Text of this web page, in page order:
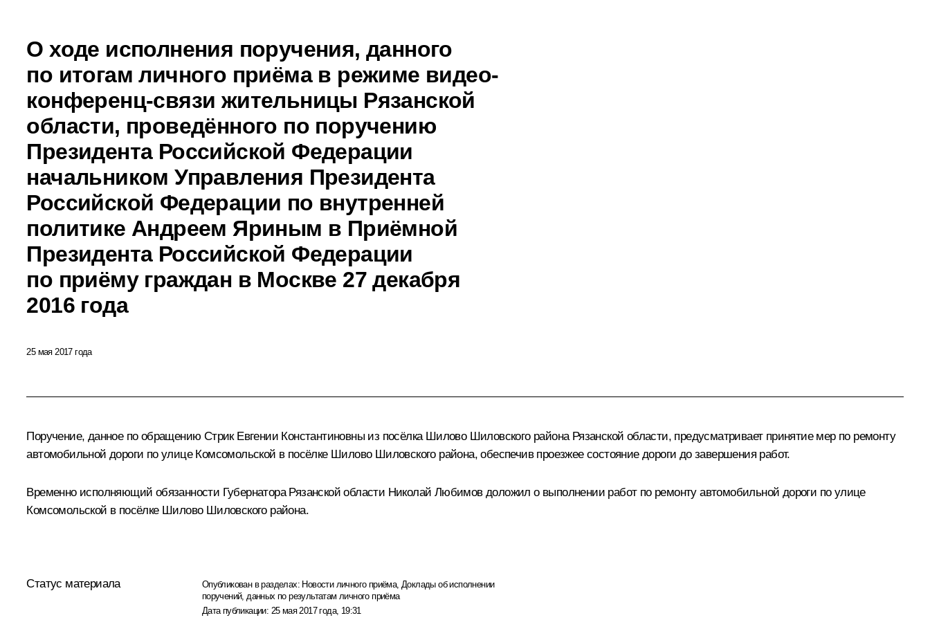
О ходе исполнения поручения, данного
по итогам личного приёма в режиме видео-
конференц-связи жительницы Рязанской
области, проведённого по поручению
Президента Российской Федерации
начальником Управления Президента
Российской Федерации по внутренней
политике Андреем Яриным в Приёмной
Президента Российской Федерации
по приёму граждан в Москве 27 декабря
2016 года
25 мая 2017 года
Поручение, данное по обращению Стрик Евгении Константиновны из посёлка Шилово Шиловского района Рязанской области, предусматривает принятие мер по ремонту
автомобильной дороги по улице Комсомольской в посёлке Шилово Шиловского района, обеспечив проезжее состояние дороги до завершения работ.
Временно исполняющий обязанности Губернатора Рязанской области Николай Любимов доложил о выполнении работ по ремонту автомобильной дороги по улице
Комсомольской в посёлке Шилово Шиловского района.
Статус материала Опубликован в разделах: Новости личного приёма,Доклады об исполнении
поручений, данных по результатам личного приёма
Дата публикации: 25 мая 2017 года, 19:31